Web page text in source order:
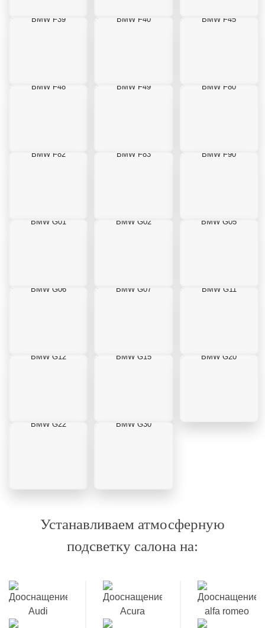
BMW F39 BMW F40 BMW F45
BMW F48 BMW F49 BMW F80
BMW F82 BMW F83 BMW F90
BMW G01 BMW G02 BMW G05
BMW G06 BMW G07 BMW G11
BMW G12 BMW G15 BMW G20
BMW G22 BMW G30
Устанавливаем атмосферную
подсветку салона на: